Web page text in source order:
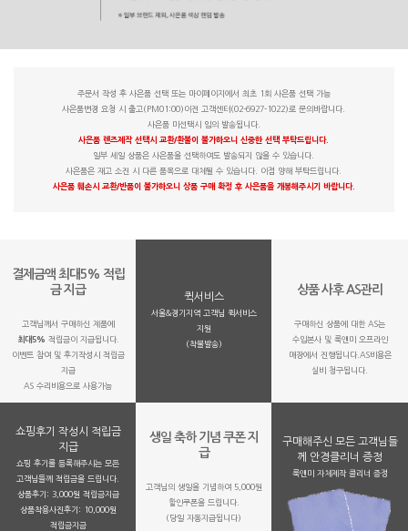
주문서 작성 후 사은품 선택 또는 마이페이지에서 최초 1회 사은품 선택 가능
사은품변경 요청 시 출고(PM01:00)이전 고객센터(02-6927-1022)로 문의바랍니다.
사은품 미선택시 임의 발송됩니다.
사은품 렌즈제작 선택시 교환/환불이 불가하오니 신중한 선택 부탁드립니다.
일부 세일 상품은 사은품을 선택하여도 발송되지 않을 수 있습니다.
사은품은 재고 소진 시 다른 품목으로 대체될 수 있습니다. 이점 양해 부탁드립니다.
사은품 훼손시 교환/반품이 불가하오니 상품 구매 확정 후 사은품을 개봉해주시기 바랍니다.
결제금액 최대5% 적립
금 지급
고객님께서 구매하신 제품에
최대5% 적립금이 지급됩니다.
이벤트 참여 및 후기작성시 적립금
지급
AS 수리비용으로 사용가능
퀵서비스
서울&경기지역 고객님 퀵서비스
지원
(착불발송)
상품 사후 AS관리
구매하신 상품에 대한 AS는
수입본사 및 룩앤미 오프라인
매장에서 진행됩니다.AS비용은
실비 청구됩니다.
쇼핑후기 작성시 적립금
지급
쇼핑 후기를 등록해주시는 모든
고객님들께 적립금을 드립니다.
상품후기: 3,000원 적립금지급
상품착용사진후기: 10,000원
적립금지금
생일 축하 기념 쿠폰 지
급
고객님의 생일을 기념하여 5,000원
할인쿠폰을 드립니다.
(당일 자동지급됩니다)
구매해주신 모든 고객님들
께 안경클리너 증정
룩앤미 자체제작 클리너 증정